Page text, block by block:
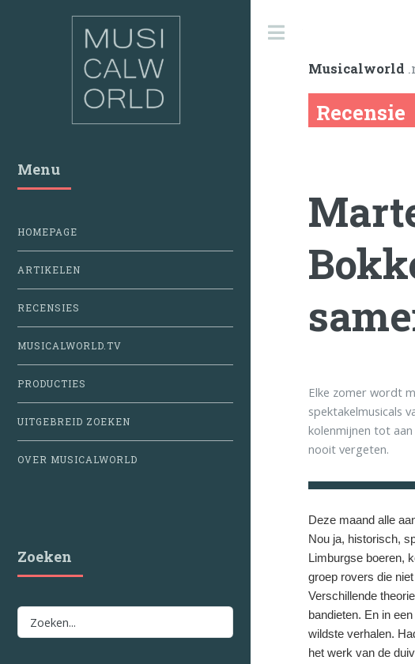
Musicalworld
Recensie
Elke zomer wordt
spektakelmusicals
kolenmijnen tot
nooit vergeten.
Deze maand alle
Nou ja, historisch,
Limburgse boeren,
groep rovers die
Verschillende
bandieten. En in
wildste verhalen.
het werk van de
Menu
HOMEPAGE
ARTIKELEN
RECENSIES
MUSICALWORLD.TV
PRODUCTIES
UITGEBREID ZOEKEN
OVER MUSICALWORLD
Zoeken